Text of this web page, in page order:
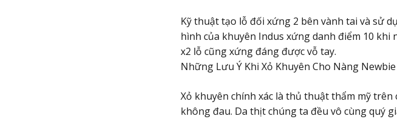
Kỹ thuật tạo lỗ đối xứng 2 bên vành tai và sử
hình của khuyên Indus xứng danh điểm 10 khi
x2 lỗ cũng xứng đáng được vỗ tay.
Những Lưu Ý Khi Xỏ Khuyên Cho Nàng Newbie
Xỏ khuyên chính xác là thủ thuật thẩm mỹ
không đau. Da thịt chúng ta đều vô cùng quý